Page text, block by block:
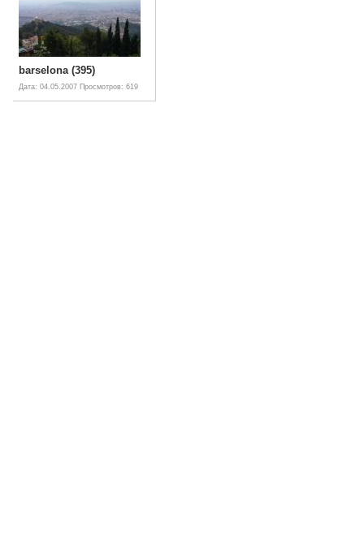
barselona (395)
Дата: 04.05.2007 Просмотров: 619